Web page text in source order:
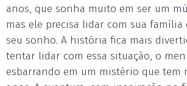
anos, que sonha muito em ser um
mas ele precisa lidar com sua família
seu sonho. A história fica mais
tentar lidar com essa situação, o
esbarrando em um mistério que tem